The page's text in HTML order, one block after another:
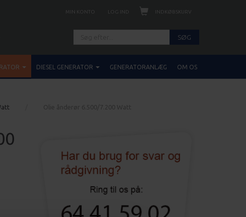
INDKØBSKURV
LOG IND
MIN KONTO
SØG
DIESEL GENERATOR GENERATORANLÆG OM OS